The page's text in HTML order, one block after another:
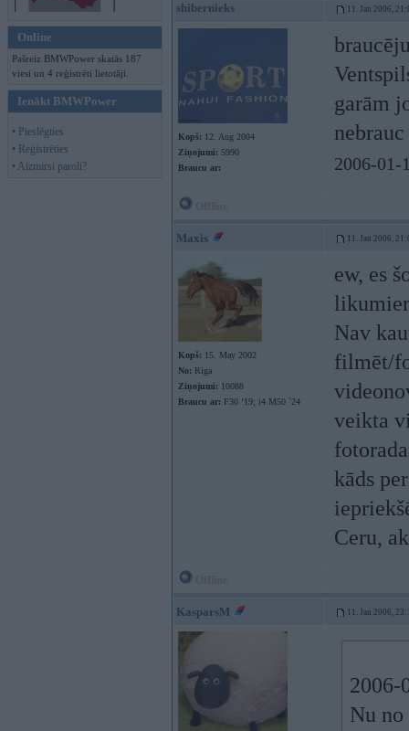
Online
Pašreiz BMWPower skatās 187
viesi un 4 reģistrēti lietotāji.
Ienākt BMWPower
• Pieslēgties
• Reģistrēties
• Aizmirsi paroli?
shibernieks 11. Jan 2006,
Kopš: 12. Aug 2004
Ziņojumi: 5990
Braucu ar:
garām
2006-01-
Maxis 11. Jan 2006,
Kopš: 15. May 2002
No: Rīga
Ziņojumi: 10088
Braucu ar: F30 ‘19; i4 M50 `24
ew, es
Nav
filmēt/
veikta
kāds
Ceru,
KasparsM 11. Jan 2006,
2006-
Nu